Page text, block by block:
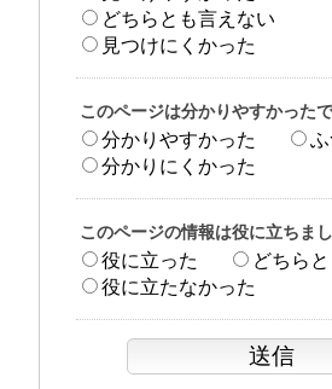
どちらとも言えない
見つけにくかった
このページは分かりやすかった
分かりやすかった
ふ
分かりにくかった
このページの情報は役に立ちま
役に立った
どちら
役に立たなかった